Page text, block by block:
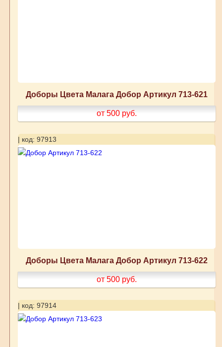
Доборы Цвета Малага Добор Артикул 713-621
от 500 руб.
| код: 97913
Доборы Цвета Малага Добор Артикул 713-622
от 500 руб.
| код: 97914